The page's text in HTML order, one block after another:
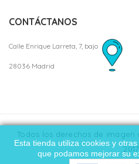
Esta tienda utiliza cookies y
que podamos mejorar su
CONTÁCTANOS
Calle Enrique Larreta, 7, bajo
28036 Madrid
Todos los derechos de
2017